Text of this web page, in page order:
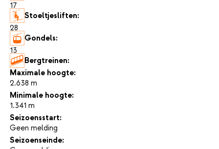
17
Stoeltjesliften:
28
Gondels:
13
Bergtreinen:
-
Maximale hoogte:
2.638 m
Minimale hoogte:
1.341 m
Seizoensstart:
Geen melding
Seizoenseinde: